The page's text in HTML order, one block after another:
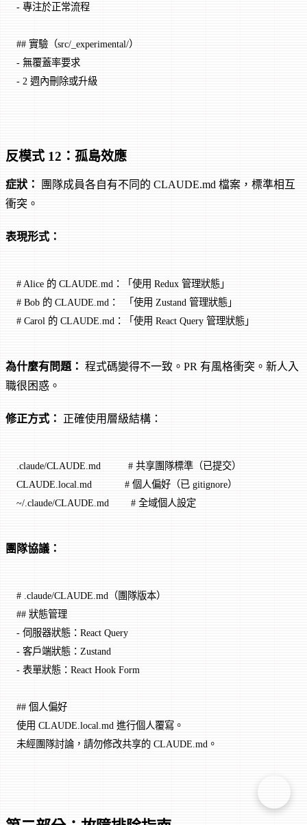
- 專注於正常流程
## 實驗（src/_experimental/）
- 無覆蓋率要求
- 2 週內刪除或升級
反模式 12：孤島效應
症狀：
團隊成員各自有不同的 CLAUDE.md 檔案，標準相互
衝突。
表現形式：
# Alice 的 CLAUDE.md：「使用 Redux 管理狀態」
# Bob 的 CLAUDE.md：  「使用 Zustand 管理狀態」
# Carol 的 CLAUDE.md：「使用 React Query 管理狀態」
為什麼有問題： 程式碼變得不一致。PR 有風格衝突。新人入
職很困惑。
修正方式： 正確使用層級結構：
.claude/CLAUDE.md          # 共享團隊標準（已提交）
CLAUDE.local.md            # 個人偏好（已 gitignore）
~/.claude/CLAUDE.md        # 全域個人設定
團隊協議：
# .claude/CLAUDE.md（團隊版本）
## 狀態管理
- 伺服器狀態：React Query
- 客戶端狀態：Zustand
- 表單狀態：React Hook Form
## 個人偏好
使用 CLAUDE.local.md 進行個人覆寫。
未經團隊討論，請勿修改共享的 CLAUDE.md。